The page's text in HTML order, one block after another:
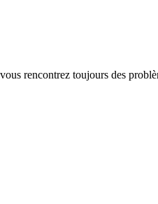
rencontrez toujours des